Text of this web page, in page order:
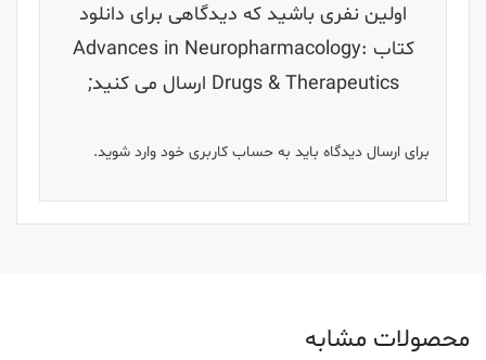
اولین نفری باشید که دیدگاهی برای دانلود
کتاب Advances in Neuropharmacology:
Drugs & Therapeutics ارسال می کنید;
برای ارسال دیدگاه باید به حساب کاربری خود وارد شوید.
محصولات مشابه